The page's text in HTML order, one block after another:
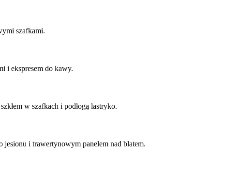
szafkami.
i ekspresem do kawy.
w szafkach i podłogą lastryko.
i trawertynowym panelem nad blatem.